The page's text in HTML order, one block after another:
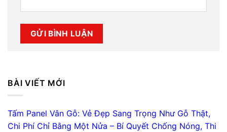
BÀI VIẾT MỚI
Tấm Panel Vân Gỗ: Vẻ Đẹp Sang Trọng Như Gỗ Thật,
Chi Phí Chỉ Bằng Một Nửa – Bí Quyết Chống Nóng, Thi